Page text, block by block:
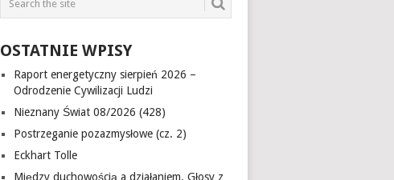
OSTATNIE WPISY
Raport energetyczny sierpień 2026 –
Odrodzenie Cywilizacji Ludzi
Nieznany Świat 08/2026 (428)
Postrzeganie pozazmysłowe (cz. 2)
Eckhart Tolle
Między duchowością a działaniem. Głosy z